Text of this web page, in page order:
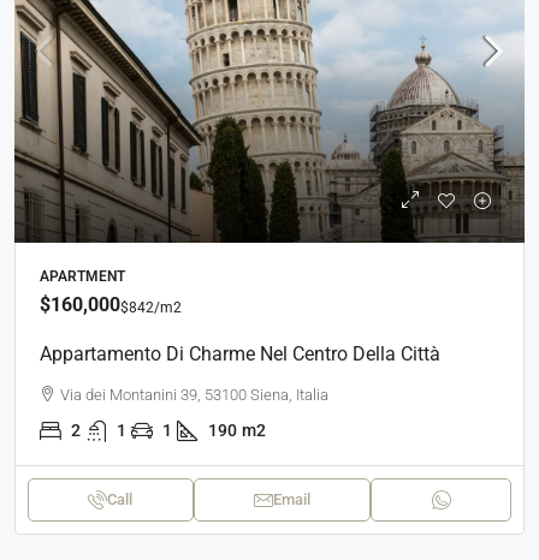
APARTMENT
$160,000$842/m2
Appartamento Di Charme Nel Centro Della Città
Via dei Montanini 39, 53100 Siena, Italia
2 1 1 190 m2
Call Email